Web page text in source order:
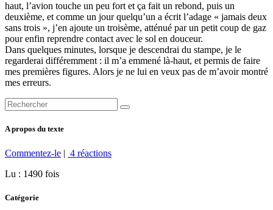
haut, l’avion touche un peu fort et ça fait un rebond, puis un
deuxième, et comme un jour quelqu’un a écrit l’adage « jamais deux
sans trois », j’en ajoute un troisème, atténué par un petit coup de gaz
pour enfin reprendre contact avec le sol en douceur.
Dans quelques minutes, lorsque je descendrai du stampe, je le
regarderai différemment : il m’a emmené là-haut, et permis de faire
mes premières figures. Alors je ne lui en veux pas de m’avoir montré
mes erreurs.
A propos du texte
Commentez-le | 4 réactions
Lu : 1490 fois
Catégorie